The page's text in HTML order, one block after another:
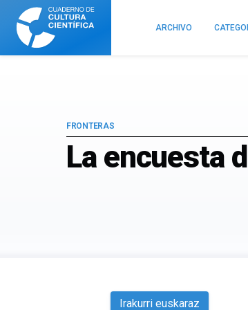
Cuaderno
Cultura
Científica
ARCHIVO
La encuesta
FRONTERAS
Irakurri euskaraz